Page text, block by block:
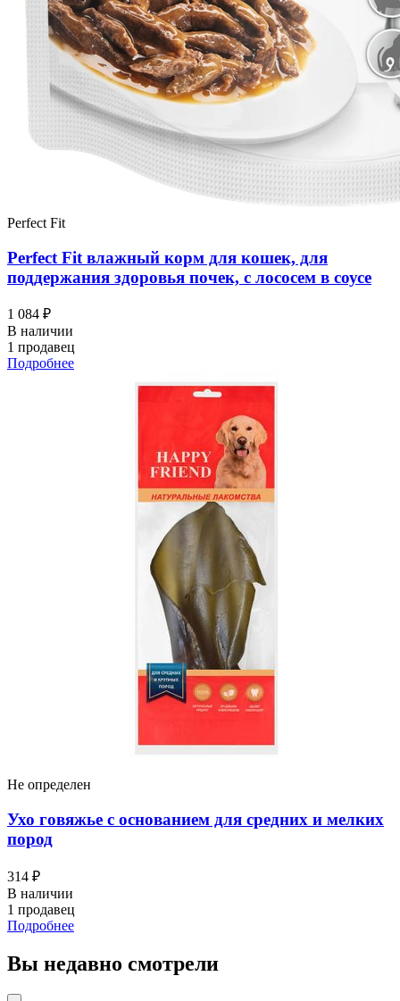
Perfect Fit
Perfect Fit влажный корм для кошек, для
поддержания здоровья почек, с лососем в соусе
1 084 ₽
В наличии
1 продавец
Подробнее
Не определен
Ухо говяжье с основанием для средних и мелких
пород
314 ₽
В наличии
1 продавец
Подробнее
Вы недавно смотрели